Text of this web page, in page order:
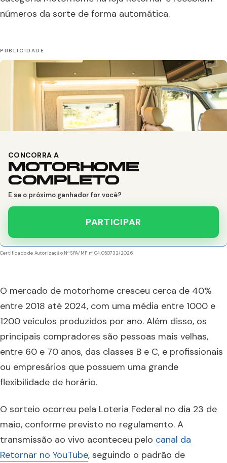
números da sorte de forma automática.
CONCORRA A
MOTORHOME
COMPLETO
E se o próximo ganhador for você?
PARTICIPAR
Certificado de Autorização Nº SPA/MF nº 04.050732/2026
O mercado de motorhome cresceu cerca de 40%
entre 2018 até 2024, com uma média entre 1000 e
1200 veículos produzidos por ano. Além disso, os
principais compradores são pessoas mais velhas,
entre 60 e 70 anos, das classes B e C, e profissionais
ou empresários que possuem uma grande
flexibilidade de horário.
O sorteio ocorreu pela Loteria Federal no dia 23 de
maio, conforme previsto no regulamento. A
transmissão ao vivo aconteceu pelo canal da
Retornar no YouTube, seguindo o padrão de